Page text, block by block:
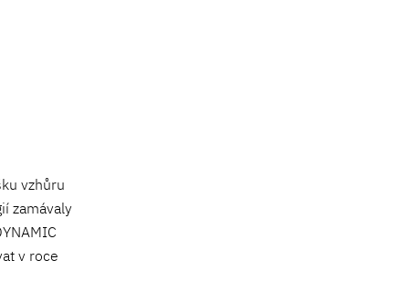
vzhůru
zamávaly
v roce